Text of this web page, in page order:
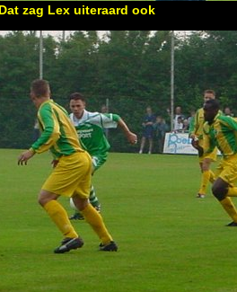
Dat zag Lex uiteraard ook